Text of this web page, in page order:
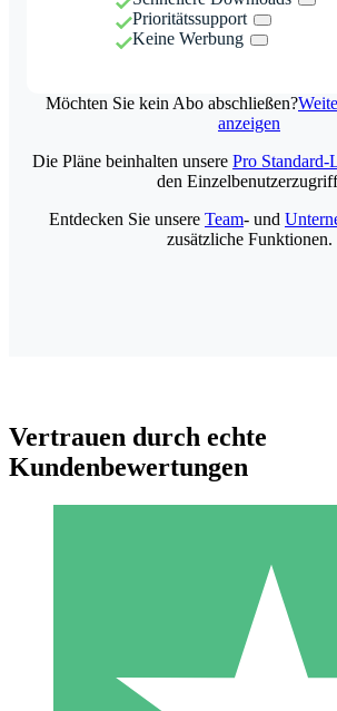
Prioritätssupport
Keine Werbung
Möchten Sie kein Abo abschließen?
anzeigen
Individuelle Credit-
Zahlen Sie nach Bedarf mit
monatliche Verpflichtung
Die Pläne beinhalten unsere Pro Standard-
den
Entdecken Sie unsere Team- und
zusätzliche Funktionen.
Vertrauen durch echte
Kundenbewertungen